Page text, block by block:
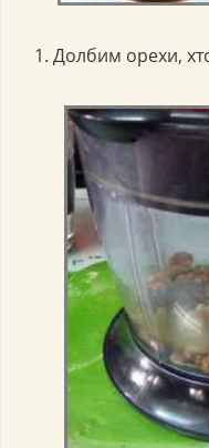
1. Долбим орехи,